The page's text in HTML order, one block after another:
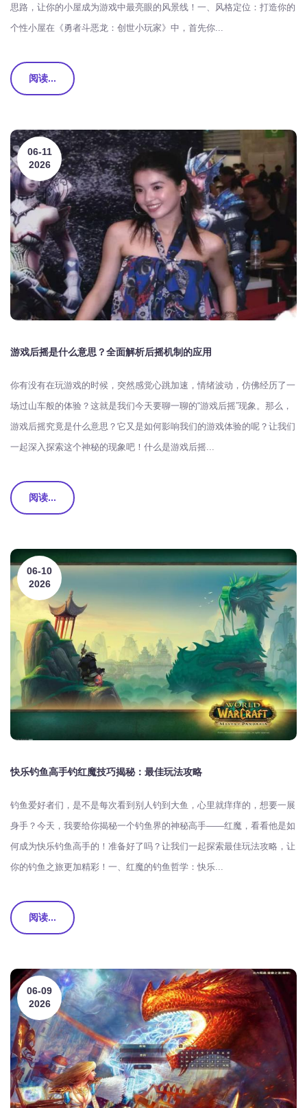
思路，让你的小屋成为游戏中最亮眼的风景线！一、风格定位：打造你的
个性小屋在《勇者斗恶龙：创世小玩家》中，首先你...
阅读...
06-11
2026
游戏后摇是什么意思？全面解析后摇机制的应用
你有没有在玩游戏的时候，突然感觉心跳加速，情绪波动，仿佛经历了一
场过山车般的体验？这就是我们今天要聊一聊的“游戏后摇”现象。那么，
游戏后摇究竟是什么意思？它又是如何影响我们的游戏体验的呢？让我们
一起深入探索这个神秘的现象吧！什么是游戏后摇...
阅读...
06-10
2026
快乐钓鱼高手钓红魔技巧揭秘：最佳玩法攻略
钓鱼爱好者们，是不是每次看到别人钓到大鱼，心里就痒痒的，想要一展
身手？今天，我要给你揭秘一个钓鱼界的神秘高手——红魔，看看他是如
何成为快乐钓鱼高手的！准备好了吗？让我们一起探索最佳玩法攻略，让
你的钓鱼之旅更加精彩！一、红魔的钓鱼哲学：快乐...
阅读...
06-09
2026